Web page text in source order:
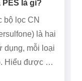
là gì?
bộ lọc CN
là hai
dụng, mỗi loại
Hiểu được sự